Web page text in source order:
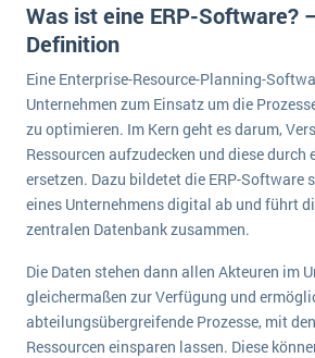
SAP übernimmt Reltio für eine
Datenintegration
Die „SaaSpocalypse“: Was ist das und was bedeutet es für die
SAP investiert mit zwei strategischen
ERP-Trends in der Produktion
NACHRICHTENARCHIV
Was ist eine ERP-Software?
Definition
Eine Enterprise-Resource-Planning-
Unternehmen zum Einsatz um die
zu optimieren. Im Kern geht es darum,
Ressourcen aufzudecken und diese durch
ersetzen. Dazu bildetet die ERP-Software
eines Unternehmens digital ab und führt
zentralen Datenbank zusammen.
Die Daten stehen dann allen Akteuren im
gleichermaßen zur Verfügung und
abteilungsübergreifende Prozesse, mit
Ressourcen einsparen lassen. Diese